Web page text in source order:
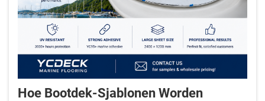
Hoe Bootdek-Sjablonen Worden